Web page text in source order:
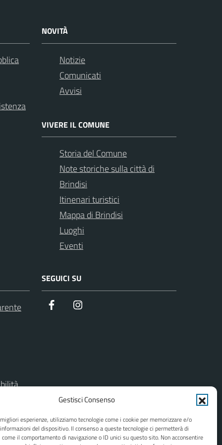
Gestisci Consenso
esperienze, utilizziamo tecnologie come i cookie per memorizzare e/o
del dispositivo. Il consenso a queste tecnologie ci permetterà di
il comportamento di navigazione o ID unici su questo sito. Non acconsentire
NOVITÀ
Notizie
Comunicati
Avvisi
VIVERE IL COMUNE
Storia del Comune
Note storiche sulla città di
Brindisi
Itinenari turistici
Mappa di Brindisi
Luoghi
Eventi
sito
SEGUICI SU
Facebook